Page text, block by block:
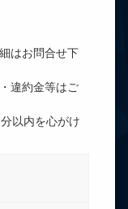
はお問合せ下
違約金等はご
以内を心がけ